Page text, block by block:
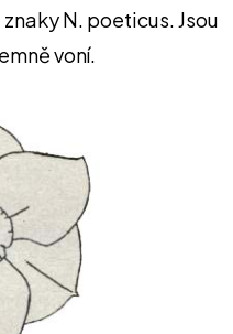
N. poeticus. Jsou
voní.